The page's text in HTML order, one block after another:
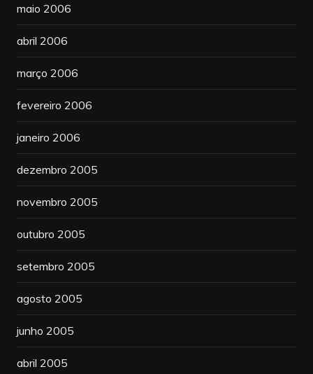
maio 2006
abril 2006
março 2006
fevereiro 2006
janeiro 2006
dezembro 2005
novembro 2005
outubro 2005
setembro 2005
agosto 2005
junho 2005
abril 2005